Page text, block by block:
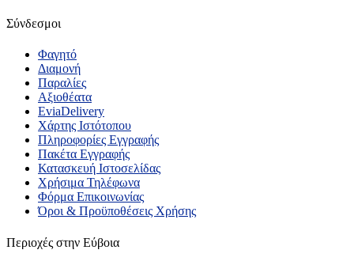
Σύνδεσμοι
Φαγητό
Διαμονή
Παραλίες
Αξιοθέατα
EviaDelivery
Χάρτης Ιστότοπου
Πληροφορίες Εγγραφής
Πακέτα Εγγραφής
Κατασκευή Ιστοσελίδας
Χρήσιμα Τηλέφωνα
Φόρμα Επικοινωνίας
Όροι & Προϋποθέσεις Xρήσης
Περιοχές στην Εύβοια